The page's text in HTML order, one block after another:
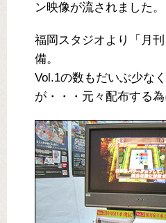
ン映像が流されました。
福岡スタジオより「月
備。
Vol.1の数もだいぶ少な
が・・・元々配布する為